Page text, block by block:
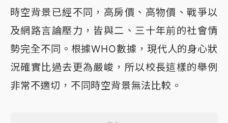
時空背景已經不同，高房價、高物價、戰爭以
及網路言論壓力，皆與二、三十年前的社會情
勢完全不同。根據WHO數據，現代人的身心狀
況確實比過去更為嚴峻，所以校長這樣的舉例
非常不適切，不同時空背景無法比較。